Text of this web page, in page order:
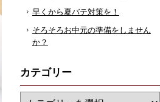
早くから夏バテ対策を！
そろそろお中元の準備をしません
か？
カテゴリー